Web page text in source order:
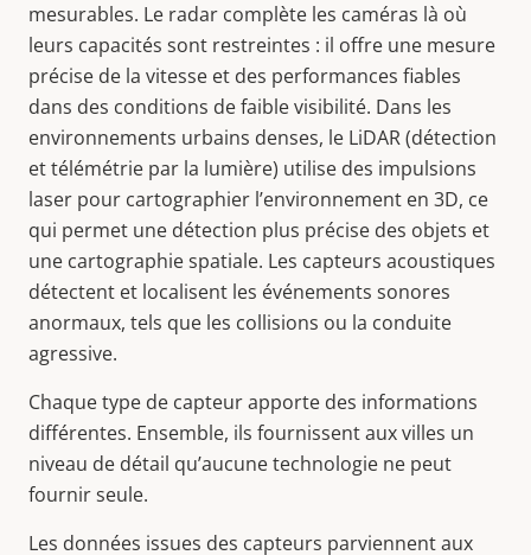
mesurables. Le radar complète les caméras là où
leurs capacités sont restreintes : il offre une mesure
précise de la vitesse et des performances fiables
dans des conditions de faible visibilité. Dans les
environnements urbains denses, le LiDAR (détection
et télémétrie par la lumière) utilise des impulsions
laser pour cartographier l’environnement en 3D, ce
qui permet une détection plus précise des objets et
une cartographie spatiale. Les capteurs acoustiques
détectent et localisent les événements sonores
anormaux, tels que les collisions ou la conduite
agressive.
Chaque type de capteur apporte des informations
différentes. Ensemble, ils fournissent aux villes un
niveau de détail qu’aucune technologie ne peut
fournir seule.
Les données issues des capteurs parviennent aux